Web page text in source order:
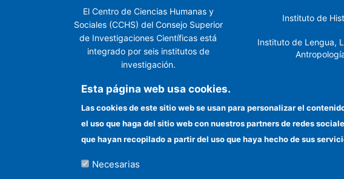
El Centro de Ciencias Humanas y
Sociales (CCHS) del Consejo Superior
de Investigaciones Científicas está
integrado por seis institutos de
investigación.
Instituto de
Instituto de Lengua,
Próximo
Instituto de
Públicos
Esta página web usa cookies.
Las cookies de este sitio web se usan para personalizar el
el uso que haga del sitio web con nuestros partners de redes
que hayan recopilado a partir del uso que haya hecho de sus
Necesarias